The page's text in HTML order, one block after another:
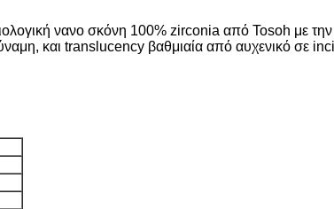
νανο σκόνη 100% zirconia από Tosoh με την
και translucency βαθμιαία από αυχενικό σε